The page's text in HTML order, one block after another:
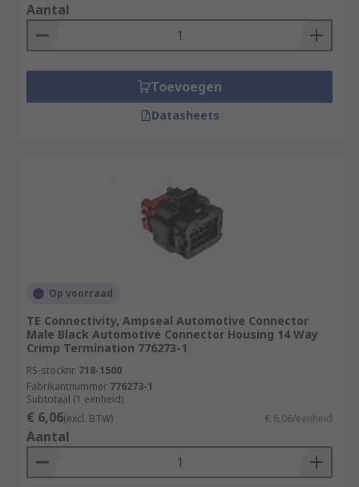
Aantal
Toevoegen
Datasheets
Op voorraad
TE Connectivity, Ampseal Automotive Connector
Male Black Automotive Connector Housing 14 Way
Crimp Termination 776273-1
RS-stocknr. 718-1500
Fabrikantnummer 776273-1
Subtotaal (1 eenheid)
€ 6,06(excl. BTW) € 6,06/eenheid
Aantal